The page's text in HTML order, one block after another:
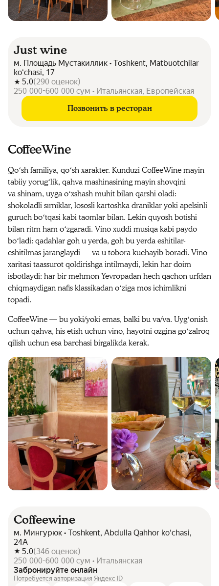
Just wine
м. Площадь Мустакиллик • Toshkent, Matbuotchilar
koʻchasi, 17
5.0(290 оценок)
250 000-600 000 сум • Итальянская, Европейская
Позвонить в ресторан
CoffeeWine
Qoʻsh familiya, qoʻsh xarakter. Kunduzi CoffeeWine mayin
tabiiy yorugʻlik, qahva mashinasining mayin shovqini
va shinam, uyga oʻxshash muhit bilan qarshi oladi:
shokoladli sırniklar, lososli kartoshka draniklar yoki apelsinli
guruch boʻtqasi kabi taomlar bilan. Lekin quyosh botishi
bilan ritm ham oʻzgaradi. Vino xuddi musiqa kabi paydo
boʻladi: qadahlar goh u yerda, goh bu yerda eshitilar-
eshitilmas jaranglaydi — va u tobora kuchayib boradi. Vino
xaritasi taassurot qoldirishga intilmaydi, lekin har doim
isbotlaydi: har bir mehmon Yevropadan hech qachon urfdan
chiqmaydigan nafis klassikadan oʻziga mos ichimlikni
topadi.
CoffeeWine — bu yoki/yoki emas, balki bu va/va. Uygʻonish
uchun qahva, his etish uchun vino, hayotni ozgina goʻzalroq
qilish uchun esa barchasi birgalikda kerak.
Coffeewine
м. Мингурюк • Toshkent, Abdulla Qahhor koʻchasi,
24A
5.0(346 оценок)
250 000-600 000 сум • Итальянская
Забронируйте онлайн
Потребуется авторизация Яндекс ID